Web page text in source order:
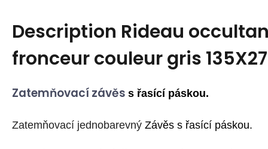
Description Rideau
fronceur couleur gris
Zatemňovací závěs s řasící páskou.
Zatemňovací jednobarevný Závěs s řasící páskou.